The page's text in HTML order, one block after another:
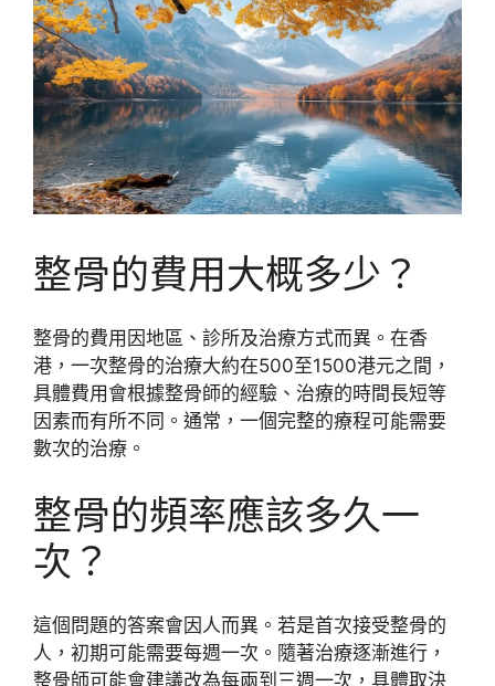
整骨的費用大概多少？
整骨的費用因地區、診所及治療方式而異。在香
港，一次整骨的治療大約在500至1500港元之間，
具體費用會根據整骨師的經驗、治療的時間長短等
因素而有所不同。通常，一個完整的療程可能需要
數次的治療。
整骨的頻率應該多久一
次？
這個問題的答案會因人而異。若是首次接受整骨的
人，初期可能需要每週一次。隨著治療逐漸進行，
整骨師可能會建議改為每兩到三週一次，具體取決